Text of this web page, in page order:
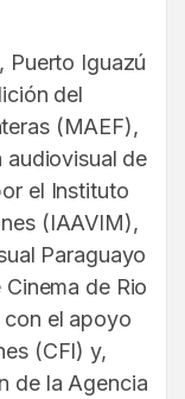
Puerto Iguazú
del
(MAEF),
audiovisual de
el Instituto
(IAAVIM),
Paraguayo
de Rio
con el apoyo
(CFI) y,
de la Agencia